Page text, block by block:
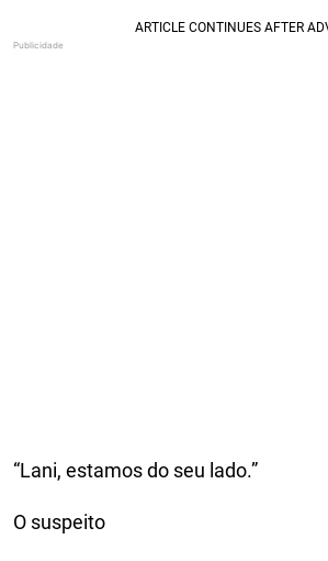
“Lani, estamos do seu lado.”
O suspeito